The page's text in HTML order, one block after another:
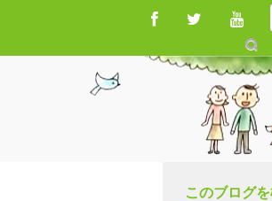
S
u
b
m
it
このブログ